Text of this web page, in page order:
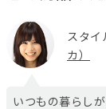
スタイ
カ）
いつもの暮らし